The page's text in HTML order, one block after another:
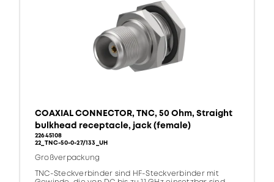
COAXIAL CONNECTOR, TNC, 50 Ohm, Straight
bulkhead receptacle, jack (female)
22645108
22_TNC-50-0-27/133_UH
Großverpackung
TNC-Steckverbinder sind HF-Steckverbinder mit